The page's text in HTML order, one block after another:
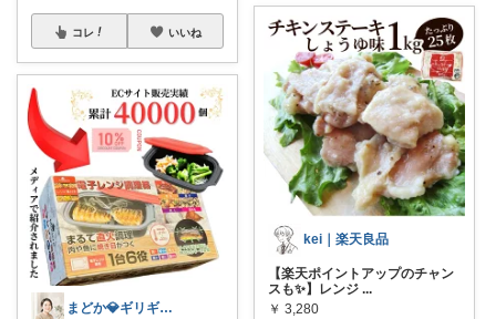
コレ いいね
まどか💎ギリギリアラサーOL
kei｜楽天良品
【楽天ポイントアップのチャン
スも✨】レンジ ...
￥ 3,280